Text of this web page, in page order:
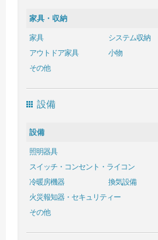
家具・収納
家具
システム収納
アウトドア家具
小物
その他
設備
設備
照明器具
スイッチ・コンセント・ライコン
冷暖房機器
換気設備
火災報知器・セキュリティー
その他